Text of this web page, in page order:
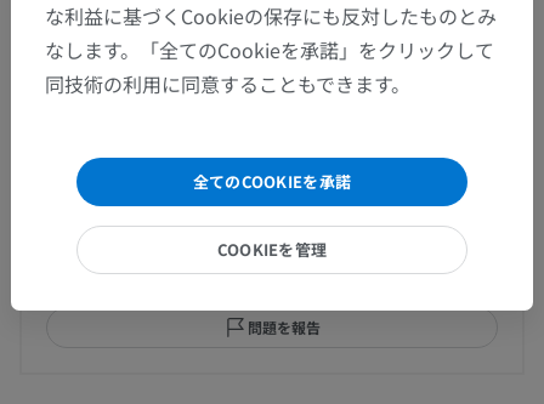
翻訳
間違いを発見しましたか？
修正や翻訳、内容の改善の提案がありましたらどう
ぞお知らせください。
問題を報告
な利益に基づくCookieの保存にも反対したものとみ
なします。「全てのCookieを承諾」をクリックして
同技術の利用に同意することもできます。
全てのCOOKIEを承諾
COOKIEを管理